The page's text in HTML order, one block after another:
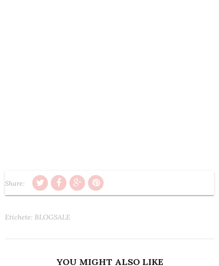
Share:
Etichete: BLOGSALE
YOU MIGHT ALSO LIKE